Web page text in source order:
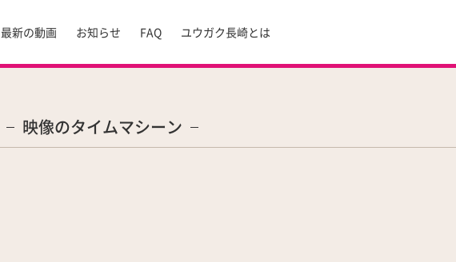
最新の動画 お知らせ FAQ ユウガク長崎とは
映像のタイムマシーン